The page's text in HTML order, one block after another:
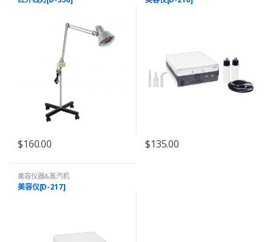
$160.00 $135.00
美容仪器&蒸汽机
美容仪[D-217]